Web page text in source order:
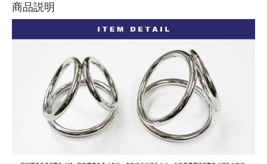
商品説明